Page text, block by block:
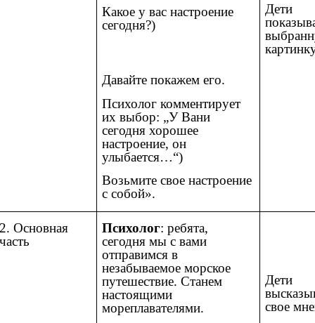
Какое у вас настроение
сегодня?)
Давайте покажем его.
Психолог комментирует
их выбор: „У Вани
сегодня хорошее
настроение, он
улыбается…“)
Возьмите свое настроение
с собой».
Дети
2. Основная
часть
Психолог: ребята,
сегодня мы с вами
отправимся в
незабываемое морское
путешествие. Станем
настоящими
мореплавателями.
Дети
свое